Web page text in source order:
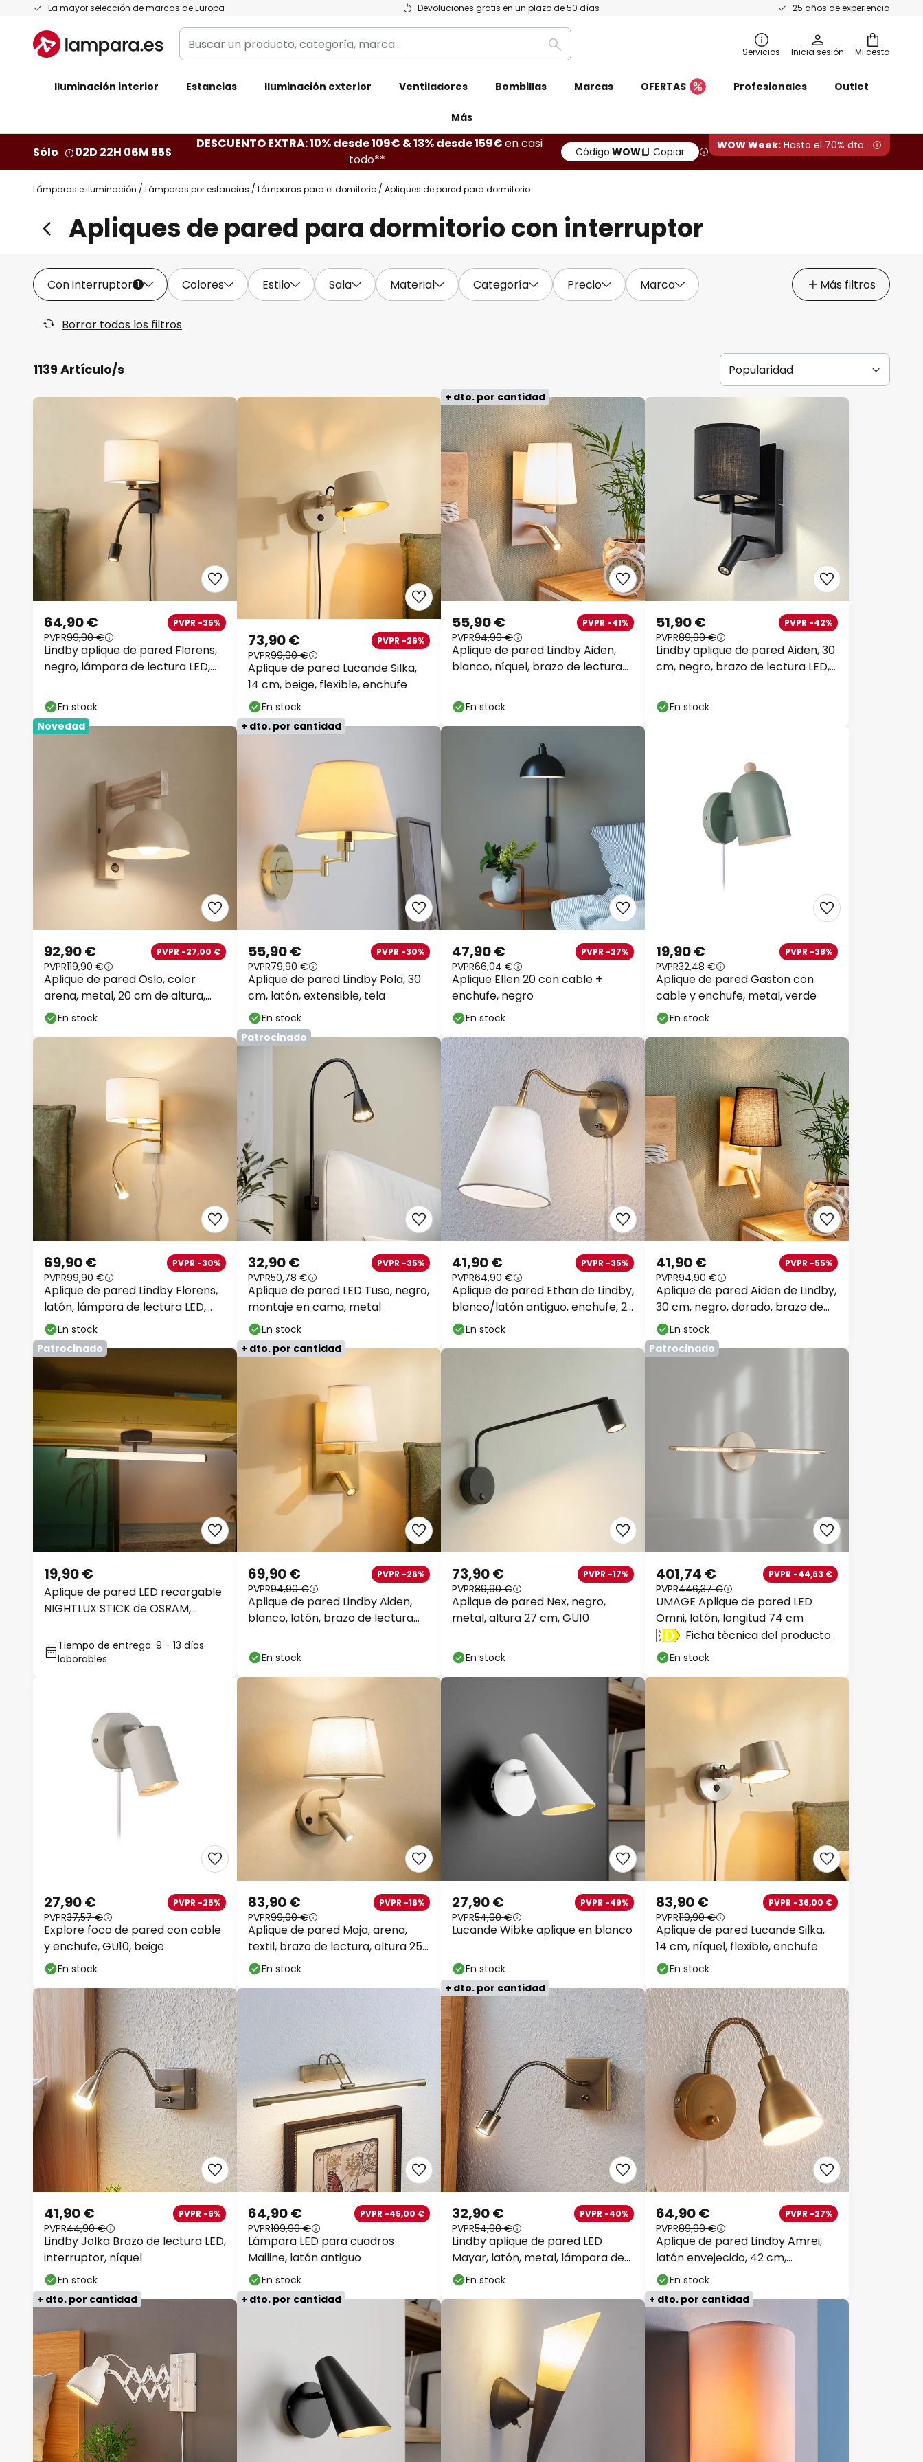
La mayor selección de marcas de Europa Devoluciones gratis en un plazo de 50 días 25 años de experiencia
Ir
contenido
Mi cesta
Buscar
un
categoría,
Buscar Servicios Inicia sesión
Iluminación interior Estancias Iluminación exterior Ventiladores Bombillas Marcas OFERTAS Profesionales Outlet
Más
Sólo 02D 22H 06M 54S
DESCUENTO EXTRA: 10% desde 109€ & 13% desde 159€en casi
todo**
Código:WOW Copiar WOW Week: Hasta el 70% dto.
Lámparas e iluminación Lámparas por estancias Lámparas para el domitorio Apliques de pared para dormitorio
Apliques de pared para dormitorio con interruptor
Con interruptor 1 Colores Estilo Sala Material Categoría Precio Marca Más filtros
Borrar todos los filtros
1139 Artículo/s
Lindby aplique de pared Florens,
negro, lámpara de lectura LED,
64,90 € PVPR -35%
PVPR99,90 €
En stock
Aplique de pared Lucande Silka,
14 cm, beige, flexible, enchufe
73,90 € PVPR -26%
PVPR99,90 €
En stock
+ dto. por cantidad
Aplique de pared Lindby Aiden,
blanco, níquel, brazo de lectura
55,90 € PVPR -41%
PVPR94,90 €
En stock
Lindby aplique de pared Aiden, 30
cm, negro, brazo de lectura LED,
51,90 € PVPR -42%
PVPR89,90 €
En stock
Novedad
Aplique de pared Oslo, color
arena, metal, 20 cm de altura,
E27
92,90 € PVPR -27,00 €
PVPR119,90 €
En stock
+ dto. por cantidad
Aplique de pared Lindby Pola, 30
cm, latón, extensible, tela
55,90 € PVPR -30%
PVPR79,90 €
En stock
Aplique Ellen 20 con cable +
enchufe, negro
47,90 € PVPR -27%
PVPR66,04 €
En stock
Aplique de pared Gaston con
cable y enchufe, metal, verde
19,90 € PVPR -38%
PVPR32,48 €
En stock
Aplique de pared Lindby Florens,
latón, lámpara de lectura LED,
23,5 cm
69,90 € PVPR -30%
PVPR99,90 €
En stock
Patrocinado
Aplique de pared LED Tuso, negro,
montaje en cama, metal
32,90 € PVPR -35%
PVPR50,78 €
En stock
Aplique de pared Ethan de Lindby,
blanco/latón antiguo, enchufe, 28
cm, E14
41,90 € PVPR -35%
PVPR64,90 €
En stock
Aplique de pared Aiden de Lindby,
30 cm, negro, dorado, brazo de
lectura LED
41,90 € PVPR -55%
PVPR94,90 €
En stock
Patrocinado
Aplique de pared LED recargable
NIGHTLUX STICK de OSRAM,
19,90 €
Tiempo de entrega: 9 - 13 días
laborables
+ dto. por cantidad
Aplique de pared Lindby Aiden,
blanco, latón, brazo de lectura
69,90 € PVPR -26%
PVPR94,90 €
En stock
Aplique de pared Nex, negro,
metal, altura 27 cm, GU10
73,90 € PVPR -17%
PVPR89,90 €
En stock
Patrocinado
UMAGE Aplique de pared LED
Omni, latón, longitud 74 cm
401,74 € PVPR -44,63 €
PVPR446,37 €
Ficha técnica del producto
En stock
Explore foco de pared con cable
y enchufe, GU10, beige
27,90 € PVPR -25%
PVPR37,57 €
En stock
Aplique de pared Maja, arena,
textil, brazo de lectura, altura 25
cm
83,90 € PVPR -16%
PVPR99,90 €
En stock
Lucande Wibke aplique en blanco
27,90 € PVPR -49%
PVPR54,90 €
En stock
Aplique de pared Lucande Silka,
14 cm, níquel, flexible, enchufe
83,90 € PVPR -36,00 €
PVPR119,90 €
En stock
Lindby Jolka Brazo de lectura LED,
interruptor, níquel
41,90 € PVPR -6%
PVPR44,90 €
En stock
Lámpara LED para cuadros
Mailine, latón antiguo
64,90 € PVPR -45,00 €
PVPR109,90 €
En stock
+ dto. por cantidad
Lindby aplique de pared LED
Mayar, latón, metal, lámpara de
lectura, 11cm
32,90 € PVPR -40%
PVPR54,90 €
En stock
Aplique de pared Lindby Amrei,
latón envejecido, 42 cm,
enchufable, atenuable
64,90 € PVPR -27%
PVPR89,90 €
En stock
+ dto. por cantidad
+ dto. por cantidad + dto. por cantidad